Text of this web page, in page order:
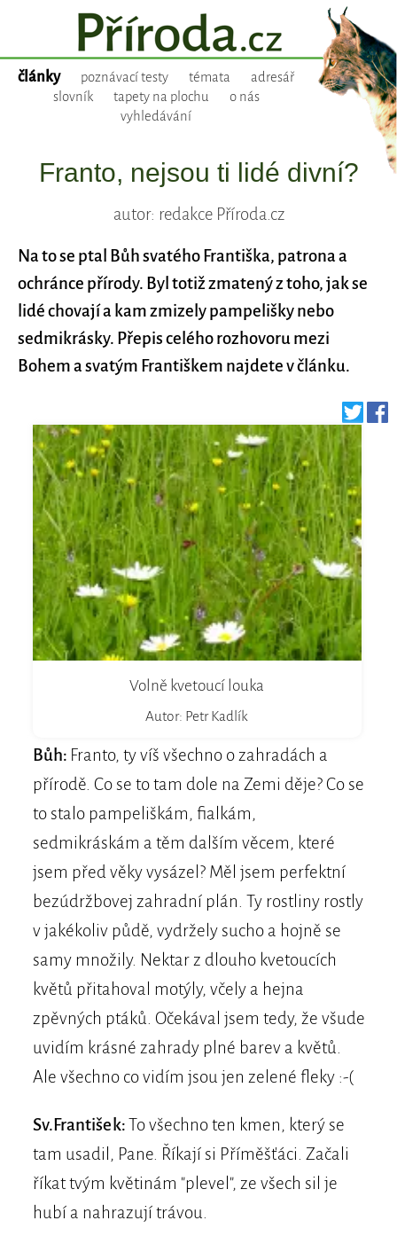
články poznávací testy témata
adresář
slovník
tapety na plochu
o nás
vyhledávání
Franto, nejsou ti lidé divní?
autor: redakce Příroda.cz
Na to se ptal Bůh svatého Františka, patrona a
ochránce přírody. Byl totiž zmatený z toho, jak se
lidé chovají a kam zmizely pampelišky nebo
sedmikrásky. Přepis celého rozhovoru mezi
Bohem a svatým Františkem najdete v článku.
Volně kvetoucí louka
Autor: Petr Kadlík
Bůh: Franto, ty víš všechno o zahradách a
přírodě. Co se to tam dole na Zemi děje? Co se
to stalo pampeliškám, fialkám,
sedmikráskám a těm dalším věcem, které
jsem před věky vysázel? Měl jsem perfektní
bezúdržbovej zahradní plán. Ty rostliny rostly
v jakékoliv půdě, vydržely sucho a hojně se
samy množily. Nektar z dlouho kvetoucích
květů přitahoval motýly, včely a hejna
zpěvných ptáků. Očekával jsem tedy, že všude
uvidím krásné zahrady plné barev a květů.
Ale všechno co vidím jsou jen zelené fleky :-(
Sv.František:To všechno ten kmen, který se
tam usadil, Pane. Říkají si Příměšťáci. Začali
říkat tvým květinám "plevel", ze všech sil je
hubí a nahrazují trávou.